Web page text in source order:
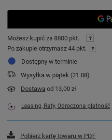
Możesz kupić za 8800 pkt.
Po zakupie otrzymasz 44 pkt.
Dostępny w terminie
Wysyłka w piątek (21.08)
Dostawa od 13,00 zł
Leasing, Raty, Odroczona płatność
Pobierz kartę towaru w PDF